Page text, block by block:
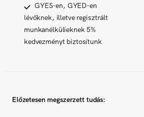
GYES-en, GYED-en
lévőknek, illetve regisztrált
munkanélkülieknek 5%
kedvezményt biztosítunk
Előzetesen megszerzett tudás: